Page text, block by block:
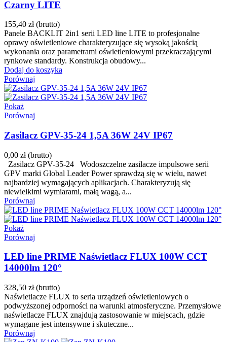
Czarny LITE
155,40 zł (brutto)
Panele BACKLIT 2in1 serii LED line LITE to profesjonalne
oprawy oświetleniowe charakteryzujące się wysoką jakością
wykonania oraz parametrami oświetleniowymi przekraczającymi
rynkowe standardy. Konstrukcja obudowy...
Dodaj do koszyka
Porównaj
Pokaż
Porównaj
Zasilacz GPV-35-24 1,5A 36W 24V IP67
0,00 zł (brutto)
Zasilacz GPV-35-24 Wodoszczelne zasilacze impulsowe serii
GPV marki Global Leader Power sprawdzą się w wielu, nawet
najbardziej wymagających aplikacjach. Charakteryzują się
niewielkimi wymiarami, małą wagą, a...
Porównaj
Pokaż
Porównaj
LED line PRIME Naświetlacz FLUX 100W CCT
14000lm 120°
328,50 zł (brutto)
Naświetlacze FLUX to seria urządzeń oświetleniowych o
podwyższonej odporności na warunki atmosferyczne. Przemysłowe
naświetlacze FLUX znajdują zastosowanie w miejscach, gdzie
wymagane jest intensywne i skuteczne...
Porównaj